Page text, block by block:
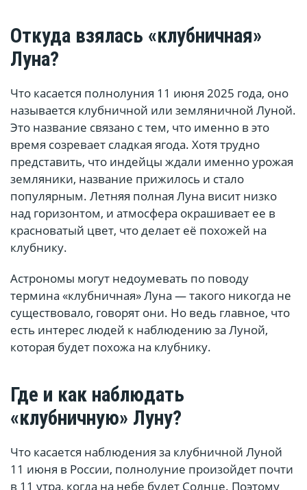
Откуда взялась «клубничная»
Луна?
Что касается полнолуния 11 июня 2025 года, оно
называется клубничной или земляничной Луной.
Это название связано с тем, что именно в это
время созревает сладкая ягода. Хотя трудно
представить, что индейцы ждали именно урожая
земляники, название прижилось и стало
популярным. Летняя полная Луна висит низко
над горизонтом, и атмосфера окрашивает ее в
красноватый цвет, что делает её похожей на
клубнику.
Астрономы могут недоумевать по поводу
термина «клубничная» Луна — такого никогда не
существовало, говорят они. Но ведь главное, что
есть интерес людей к наблюдению за Луной,
которая будет похожа на клубнику.
Где и как наблюдать
«клубничную» Луну?
Что касается наблюдения за клубничной Луной
11 июня в России, полнолуние произойдет почти
в 11 утра, когда на небе будет Солнце. Поэтому